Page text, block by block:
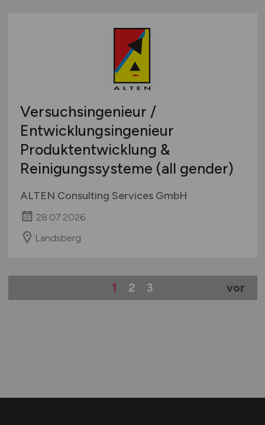
Versuchsingenieur /
Entwicklungsingenieur
Produktentwicklung &
Reinigungssysteme (all gender)
ALTEN Consulting Services GmbH
28.07.2026
Landsberg
1 2 3 vor